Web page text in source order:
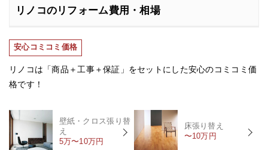
リノコのリフォーム費用・相場
安心コミコミ価格
リノコは「商品＋工事＋保証」をセットにした安心のコミコミ価
格です！
壁紙・クロス張り替
え
5万〜10万円
床張り替え
〜10万円